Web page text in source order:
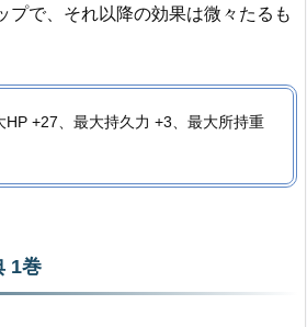
プで、それ以降の効果は微々たるも
HP +27、最大持久力 +3、最大所持重
1巻